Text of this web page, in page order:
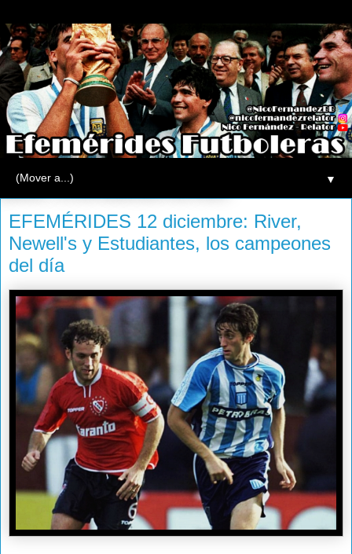
▼
jueves, 12 de diciembre de 2013
EFEMÉRIDES 12 diciembre: River,
Newell's y Estudiantes, los campeones
del día